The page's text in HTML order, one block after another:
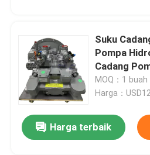
Video
Tentang Kami
Tur Pabrik
Suku
Pompa
Cadang
Digunakan
Zx350
MOQ：1 buah
Harga：
Harga terbaik